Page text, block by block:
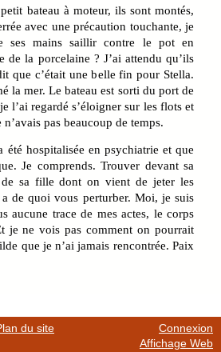
bateau à moteur, ils sont montés,
avec une précaution touchante, je
ses mains saillir contre le pot en
de la porcelaine ? J’ai attendu qu’ils
que c’était une belle fin pour Stella.
la mer. Le bateau est sorti du port de
l’ai regardé s’éloigner sur les flots et
pas beaucoup de temps.
été hospitalisée en psychiatrie et que
Je comprends. Trouver devant sa
sa fille dont on vient de jeter les
de quoi vous perturber. Moi, je suis
aucune trace de mes actes, le corps
je ne vois pas comment on pourrait
que je n’ai jamais rencontrée. Paix
du site
Connexion
Affichage Web